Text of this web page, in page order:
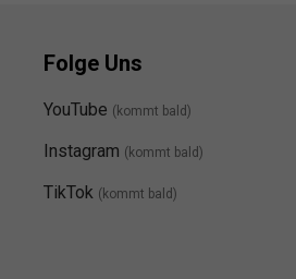
Folge Uns
YouTube (kommt bald)
Instagram (kommt bald)
TikTok (kommt bald)